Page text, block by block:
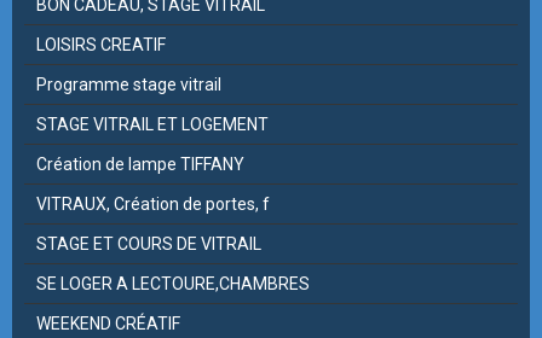
BON CADEAU, STAGE VITRAIL
LOISIRS CREATIF
Programme stage vitrail
STAGE VITRAIL ET LOGEMENT
Création de lampe TIFFANY
VITRAUX, Création de portes, f
STAGE ET COURS DE VITRAIL
SE LOGER A LECTOURE,CHAMBRES
WEEKEND CRÉATIF